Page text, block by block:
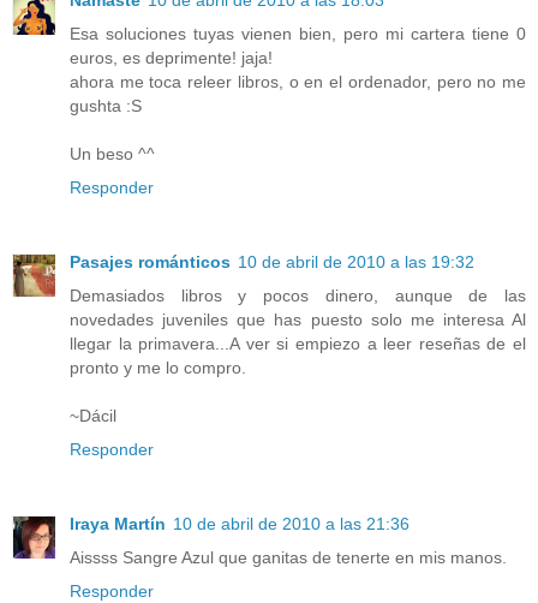
Esa soluciones tuyas vienen bien, pero mi cartera tiene 0
euros, es deprimente! jaja!
ahora me toca releer libros, o en el ordenador, pero no me
gushta :S
Un beso ^^
Responder
Pasajes románticos 10 de abril de 2010 a las 19:32
Demasiados libros y pocos dinero, aunque de las
novedades juveniles que has puesto solo me interesa Al
llegar la primavera...A ver si empiezo a leer reseñas de el
pronto y me lo compro.
~Dácil
Responder
Iraya Martín 10 de abril de 2010 a las 21:36
Aissss Sangre Azul que ganitas de tenerte en mis manos.
Responder